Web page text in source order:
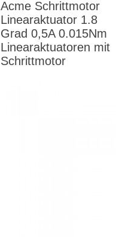
Acme Schrittmotor
Linearaktuator 1.8
Grad 0,5A 0.015Nm
Linearaktuatoren mit
Schrittmotor